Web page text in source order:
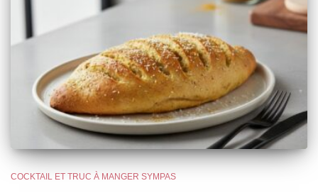
COCKTAIL ET TRUC À MANGER SYMPAS